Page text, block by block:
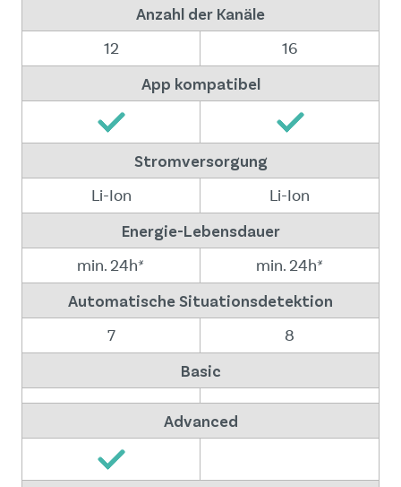
Anzahl der Kanäle
12
16
App kompatibel
Stromversorgung
Li-Ion
Li-Ion
Energie-Lebensdauer
min. 24h*
min. 24h*
Automatische Situationsdetektion
7
8
Basic
Advanced